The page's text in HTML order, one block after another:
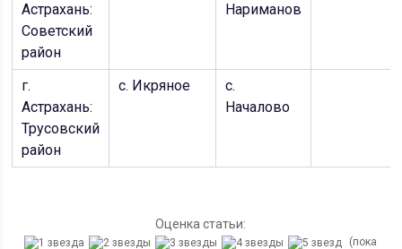
Астрахань:
Советский
район
Нариманов
г.
Астрахань:
Трусовский
район
с. Икряное
с.
Началово
Оценка статьи:
(пока